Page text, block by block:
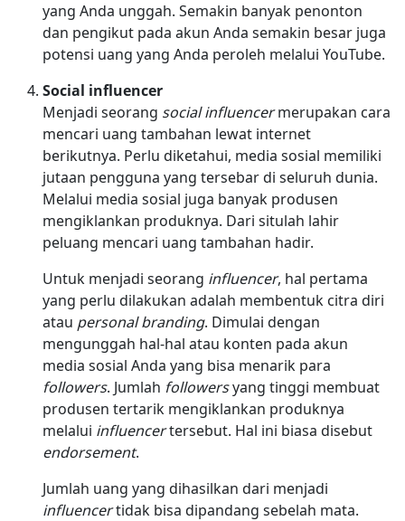
yang Anda unggah. Semakin banyak penonton
dan pengikut pada akun Anda semakin besar juga
potensi uang yang Anda peroleh melalui YouTube.
Social influencer
Menjadi seorang social influencermerupakan cara
mencari uang tambahan lewat internet
berikutnya. Perlu diketahui, media sosial memiliki
jutaan pengguna yang tersebar di seluruh dunia.
Melalui media sosial juga banyak produsen
mengiklankan produknya. Dari situlah lahir
peluang mencari uang tambahan hadir.
Untuk menjadi seorang influencer, hal pertama
yang perlu dilakukan adalah membentuk citra diri
atau personal branding. Dimulai dengan
mengunggah hal-hal atau konten pada akun
media sosial Anda yang bisa menarik para
followers. Jumlah followersyang tinggi membuat
produsen tertarik mengiklankan produknya
melalui influencertersebut. Hal ini biasa disebut
endorsement.
Jumlah uang yang dihasilkan dari menjadi
influencertidak bisa dipandang sebelah mata.